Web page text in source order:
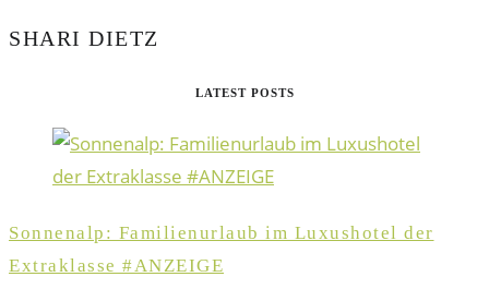
SHARI DIETZ
LATEST POSTS
Sonnenalp: Familienurlaub im Luxushotel der
Extraklasse #ANZEIGE